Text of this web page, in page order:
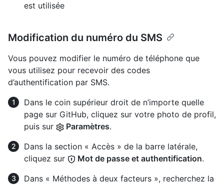
est utilisée
Modification du numéro du SMS
Vous pouvez modifier le numéro de téléphone que
vous utilisez pour recevoir des codes
d’authentification par SMS.
Dans le coin supérieur droit de n’importe quelle
page sur GitHub, cliquez sur votre photo de profil,
puis sur
Paramètres.
Dans la section « Accès » de la barre latérale,
cliquez sur
Mot de passe et authentification.
Dans « Méthodes à deux facteurs », recherchez la